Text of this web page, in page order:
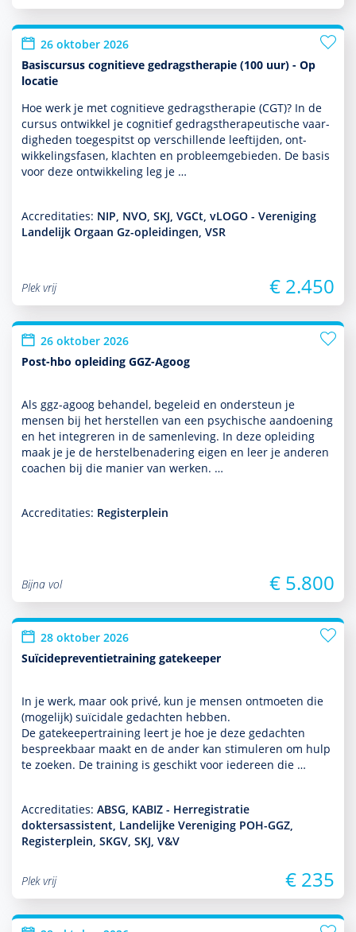
26 oktober 2026
Basiscursus cognitieve gedragstherapie (100 uur) - Op
locatie
Hoe werk je met cogni­tieve gedrags­thera­pie (CGT)? In de
cursus ontwik­kel je cognitief gedrags­thera­peu­tische vaar­
dig­heden toegespitst op ver­schil­lende leeftijden, ont­
wikke­lingsfasen, klachten en probleemgebieden. De basis
voor deze ont­wikke­ling leg je …
Accreditaties: NIP, NVO, SKJ, VGCt, vLOGO - Vereniging
Landelijk Orgaan Gz-opleidingen, VSR
Plek vrij € 2.450
26 oktober 2026
Post-hbo opleiding GGZ-Agoog
Als ggz-agoog behan­del, bege­leid en onder­steun je
mensen bij het herstellen van een psychische aandoening
en het integreren in de samen­leving. In deze opleiding
maak je je de herstelbenade­ring eigen en leer je anderen
coachen bij die manier van werken. …
Accreditaties: Registerplein
Bijna vol € 5.800
28 oktober 2026
Suïcidepreventietraining gatekeeper
In je werk, maar ook privé, kun je mensen ontmoeten die
(moge­lijk) suïcidale gedachten hebben.
De gatekeepertraining leert je hoe je deze gedachten
bespreekbaar maakt en de ander kan stimuleren om hulp
te zoeken. De training is geschikt voor iedereen die …
Accreditaties: ABSG, KABIZ - Herregistratie
doktersassistent, Landelijke Vereniging POH-GGZ,
Registerplein, SKGV, SKJ, V&V
Plek vrij € 235